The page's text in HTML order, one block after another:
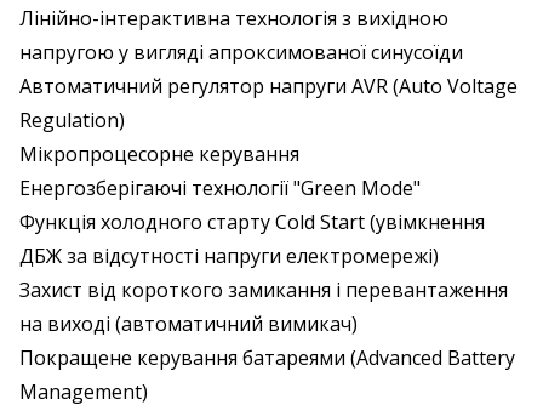
Лінійно-інтерактивна технологія з вихідною
напругою у вигляді апроксимованої синусоїди
Автоматичний регулятор напруги AVR (Auto Voltage
Regulation)
Мікропроцесорне керування
Енергозберігаючі технології "Green Mode"
Функція холодного старту Cold Start (увімкнення
ДБЖ за відсутності напруги електромережі)
Захист від короткого замикання і перевантаження
на виході (автоматичний вимикач)
Покращене керування батареями (Advanced Battery
Management)